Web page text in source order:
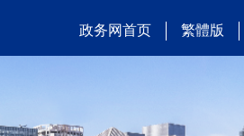
政务网首页 繁體版